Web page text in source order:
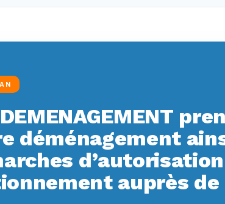
déménagement
auprès de